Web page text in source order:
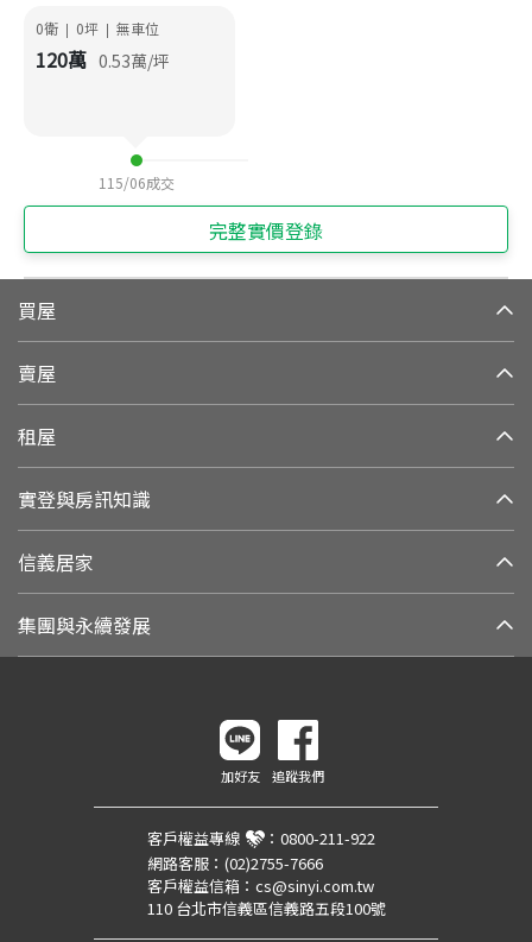
0衛 | 0坪 | 無車位
120萬 0.53萬/坪
115/06成交
完整實價登錄
買屋
賣屋
租屋
實登與房訊知識
信義居家
集團與永續發展
加好友 追蹤我們
客戶權益專線 ： 0800-211-922
網路客服： (02)2755-7666
客戶權益信箱： cs@sinyi.com.tw
110 台北市信義區信義路五段100號